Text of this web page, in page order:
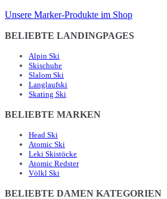
Unsere Marker-Produkte im Shop
BELIEBTE LANDINGPAGES
Alpin Ski
Skischuhe
Slalom Ski
Langlaufski
Skating Ski
BELIEBTE MARKEN
Head Ski
Atomic Ski
Leki Skistöcke
Atomic Redster
Völkl Ski
BELIEBTE DAMEN KATEGORIEN